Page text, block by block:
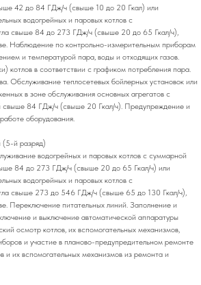
42 до 84 ГДж/ч (свыше 10 до 20 Гкал) или
водогрейных и паровых котлов с
свыше 84 до 273 ГДж/ч (свыше 20 до 65 Гкал/ч),
Наблюдение по контрольно-измерительным приборам
и температурой пара, воды и отходящих газов.
котлов в соответствии с графиком потребления пара.
Обслуживание теплосетевых бойлерных установок или
в зоне обслуживания основных агрегатов с
свыше 84 ГДж/ч (свыше 20 Гкал/ч). Предупреждение и
оборудования.
(5-й разряд)
водогрейных и паровых котлов с суммарной
84 до 273 ГДж/ч (свыше 20 до 65 Гкал/ч) или
водогрейных и паровых котлов с
свыше 273 до 546 ГДж/ч (свыше 65 до 130 Гкал/ч),
Переключение питательных линий. Заполнение и
и выключение автоматической аппаратуры
осмотр котлов, их вспомогательных механизмов,
и участие в планово-предупредительном ремонте
и их вспомогательных механизмов из ремонта и